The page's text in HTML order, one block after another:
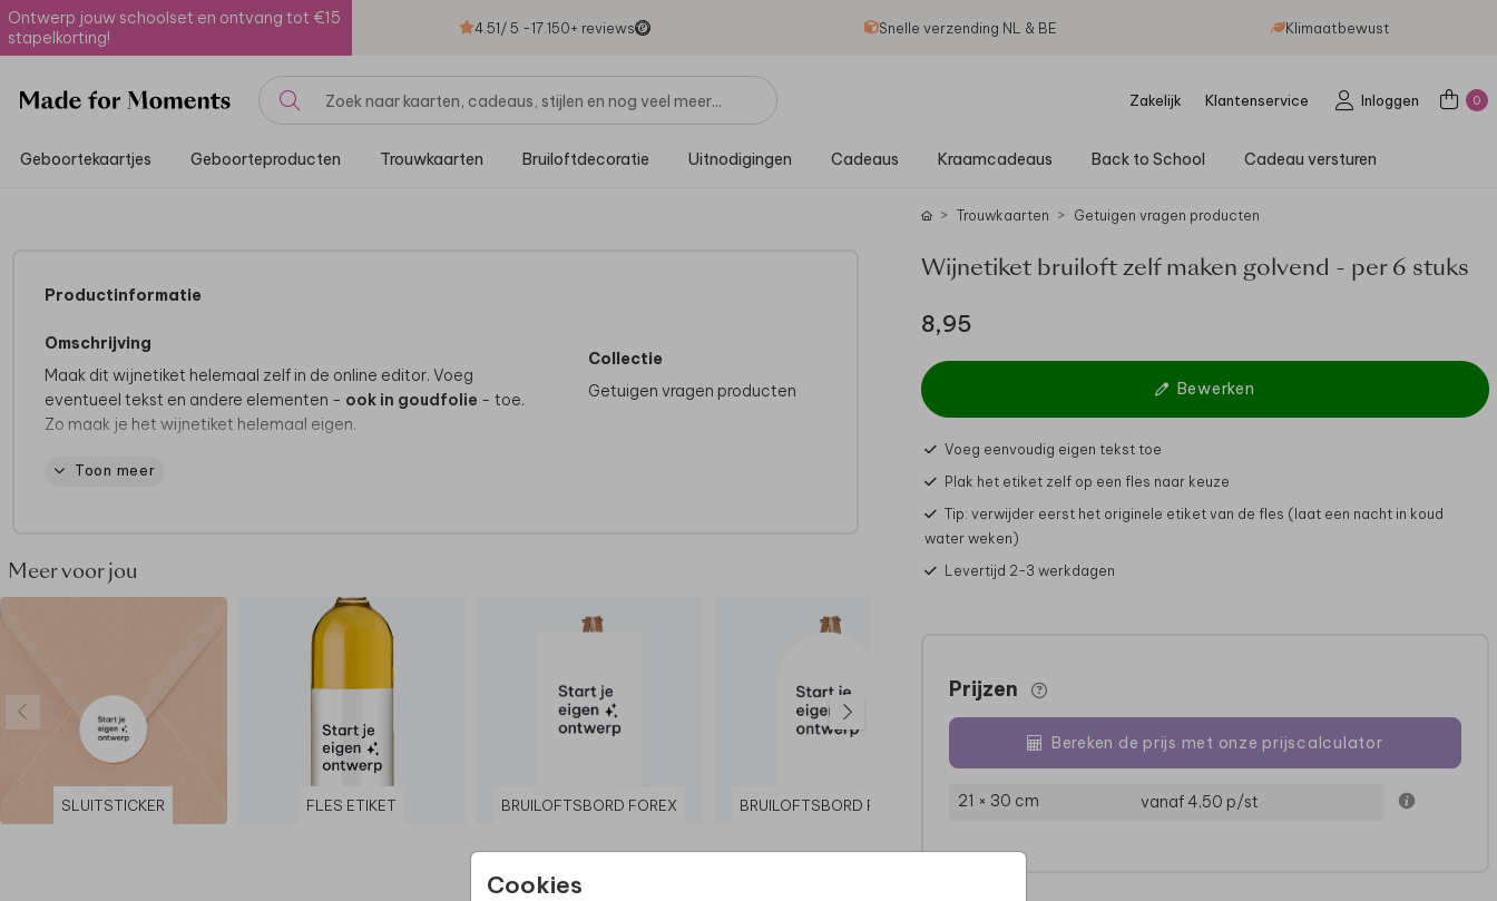
Ontwerp jouw schoolset en ontvang tot €15
stapelkorting!
4.51/ 5 -17.150+ reviews Snelle verzending NL & BE Klimaatbewust
Zakelijk Klantenservice Inloggen 0
Geboortekaartjes Geboorteproducten Trouwkaarten Bruiloftdecoratie Uitnodigingen Cadeaus Kraamcadeaus Back to School Cadeau versturen
Cookies
Productinformatie
Omschrijving
Maak dit wijnetiket helemaal zelf in de online editor. Voeg
eventueel tekst en andere elementen - ook in goudfolie - toe.
Zo maak je het wijnetiket helemaal eigen.
Specificaties:
Toon meer
Collectie
Getuigen vragen producten
Meer voor jou
SLUITSTICKER FLES ETIKET BRUILOFTSBORD FOREX BRUILOFTSBORD FOREX FLES ETIKET
Trouwkaarten Getuigen vragen producten
Wijnetiket bruiloft zelf maken golvend - per 6 stuks
8,95
Bewerken
Voeg eenvoudig eigen tekst toe
Plak het etiket zelf op een fles naar keuze
Tip: verwijder eerst het originele etiket van de fles (laat een nacht in koud
water weken)
Levertijd 2-3 werkdagen
Prijzen
Bereken de prijs met onze prijscalculator
21 × 30 cm vanaf 4,50 p/st